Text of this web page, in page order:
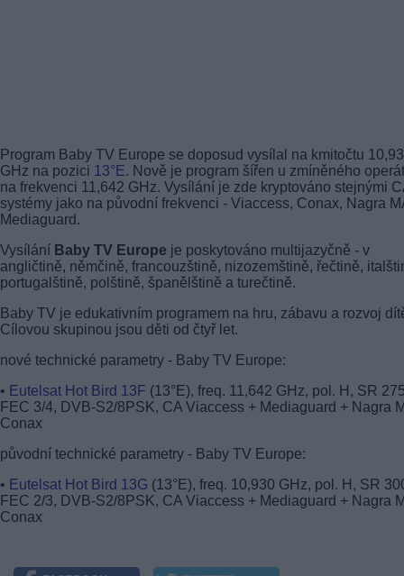
Program Baby TV Europe se doposud vysílal na kmitočtu
GHz na pozici 13°E. Nově je program šířen u zmíněného
na frekvenci 11,642 GHz. Vysílání je zde kryptováno stejnými
systémy jako na původní frekvenci - Viaccess, Conax, Nagra
Mediaguard.
Vysílání Baby TV Europe je poskytováno multijazyčně - v
angličtině, němčině, francouzštině, nizozemštině, řečtině,
portugalštině, polštině, španělštině a turečtině.
Baby TV je edukativním programem na hru, zábavu a rozvoj
Cílovou skupinou jsou děti od čtyř let.
nové technické parametry - Baby TV Europe:
• Eutelsat Hot Bird 13F (13°E), freq. 11,642 GHz, pol. H, SR
FEC 3/4, DVB-S2/8PSK, CA Viaccess + Mediaguard + Nagra
Conax
původní technické parametry - Baby TV Europe:
• Eutelsat Hot Bird 13G (13°E), freq. 10,930 GHz, pol. H, SR
FEC 2/3, DVB-S2/8PSK, CA Viaccess + Mediaguard + Nagra
Conax